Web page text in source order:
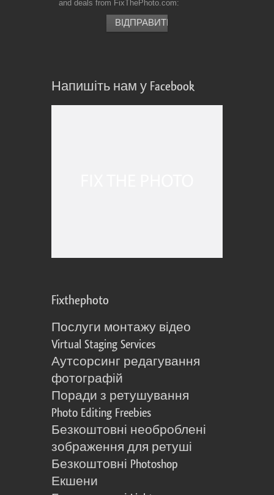
and deals from FixThePhoto.com
Напишіть нам у Facebook
Fixthephoto
Послуги монтажу відео
Virtual Staging Services
Аутсорсинг редагування
фотографій
Поради з ретушування
Photo Editing Freebies
Безкоштовні необроблені
зображення для ретуші
Безкоштовні Photoshop
Екшени